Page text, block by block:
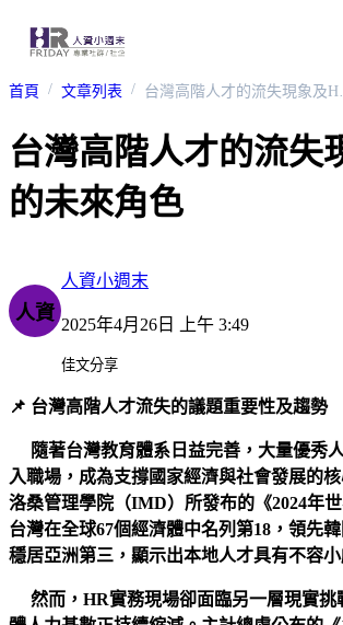
首頁 文章列表 台灣高
台灣高階人才的流失
的未來角色
人資
人資小週末
2025年4月26日 上午 3:49
佳文分享
📌 台灣高階人才流失的議題重要性及趨勢
隨著台灣教育體系日益完善，大量優秀
入職場，成為支撐國家經濟與社會發展的
洛桑管理學院（IMD）所發布的《2024年世
台灣在全球67個經濟體中名列第18，領先
穩居亞洲第三，顯示出本地人才具有不容
然而，HR實務現場卻面臨另一層現實挑